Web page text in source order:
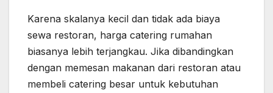
Karena skalanya kecil dan tidak ada biaya
sewa restoran, harga catering rumahan
biasanya lebih terjangkau. Jika dibandingkan
dengan memesan makanan dari restoran atau
membeli catering besar untuk kebutuhan